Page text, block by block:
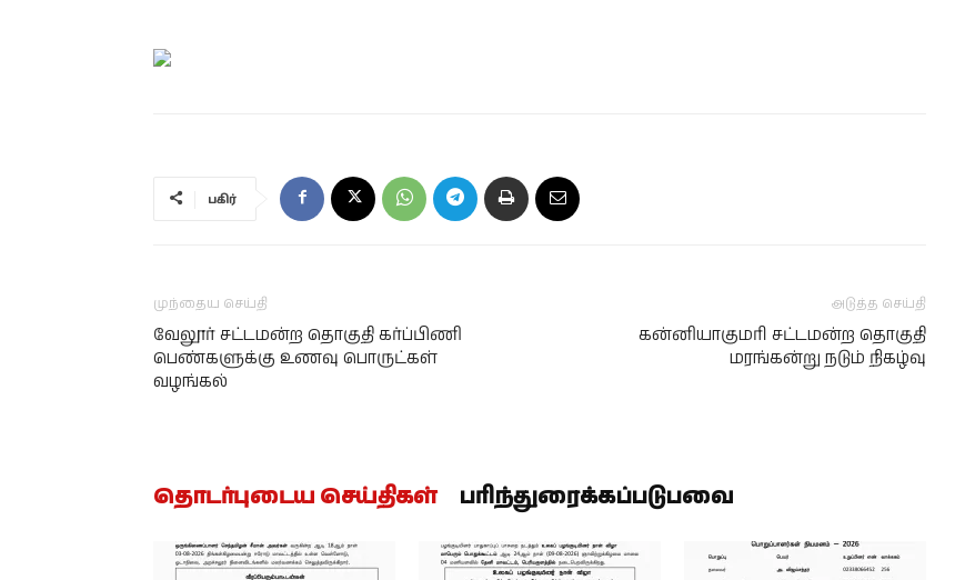
பகிர்
முந்தைய செய்தி
வேலூர் சட்டமன்ற தொகுதி கர்ப்பிணி
பெண்களுக்கு உணவு பொருட்கள்
வழங்கல்
அடுத்த செய்தி
கன்னியாகுமரி சட்டமன்ற தொகுதி
மரங்கன்று நடும் நிகழ்வு
தொடர்புடைய செய்திகள் பரிந்துரைக்கப்படுபவை